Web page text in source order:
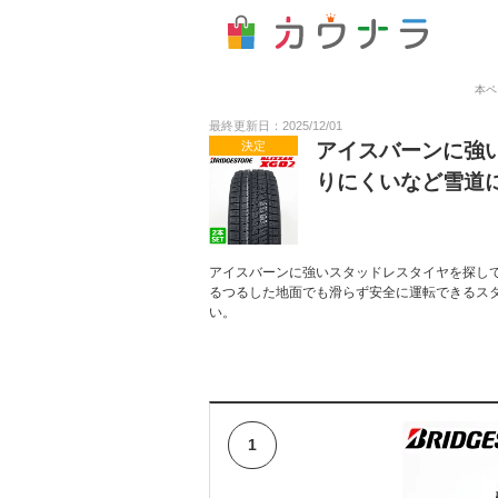
本
最終更新日：2025/12/01
決定
アイスバーンに強
りにくいなど雪道
アイスバーンに強いスタッドレスタイヤを探
るつるした地面でも滑らず安全に運転できる
い。
1